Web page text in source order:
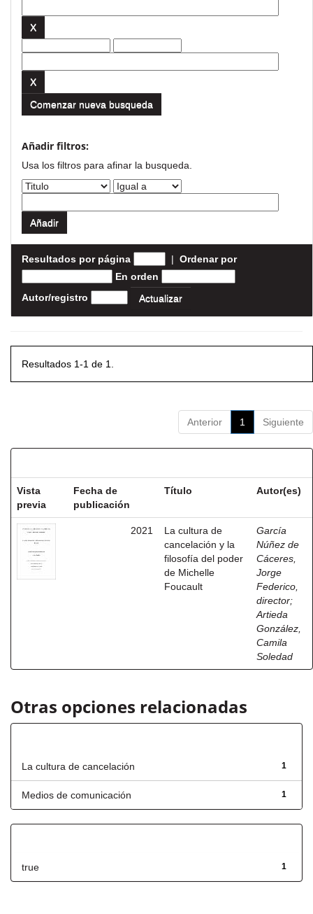
Comenzar nueva busqueda
Añadir filtros:
Usa los filtros para afinar la busqueda.
Resultados por página | Ordenar por
En orden
Autor/registro
Resultados 1-1 de 1.
Anterior 1 Siguiente
Vista
previa
Fecha de
publicación
Título Autor(es)
2021
La cultura de
cancelación y la
filosofía del poder
de Michelle
Foucault
García
Núñez de
Cáceres,
Jorge
Federico,
director;
Artieda
González,
Camila
Soledad
Otras opciones relacionadas
1
La cultura de cancelación
1
Medios de comunicación
1
true